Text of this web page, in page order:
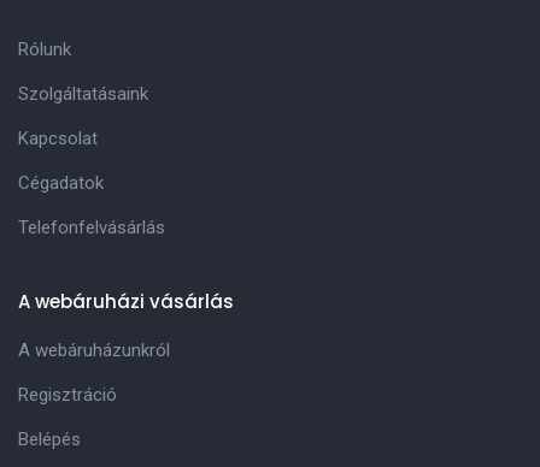
Rólunk
Szolgáltatásaink
Kapcsolat
Cégadatok
Telefonfelvásárlás
A webáruházi vásárlás
A webáruházunkról
Regisztráció
Belépés